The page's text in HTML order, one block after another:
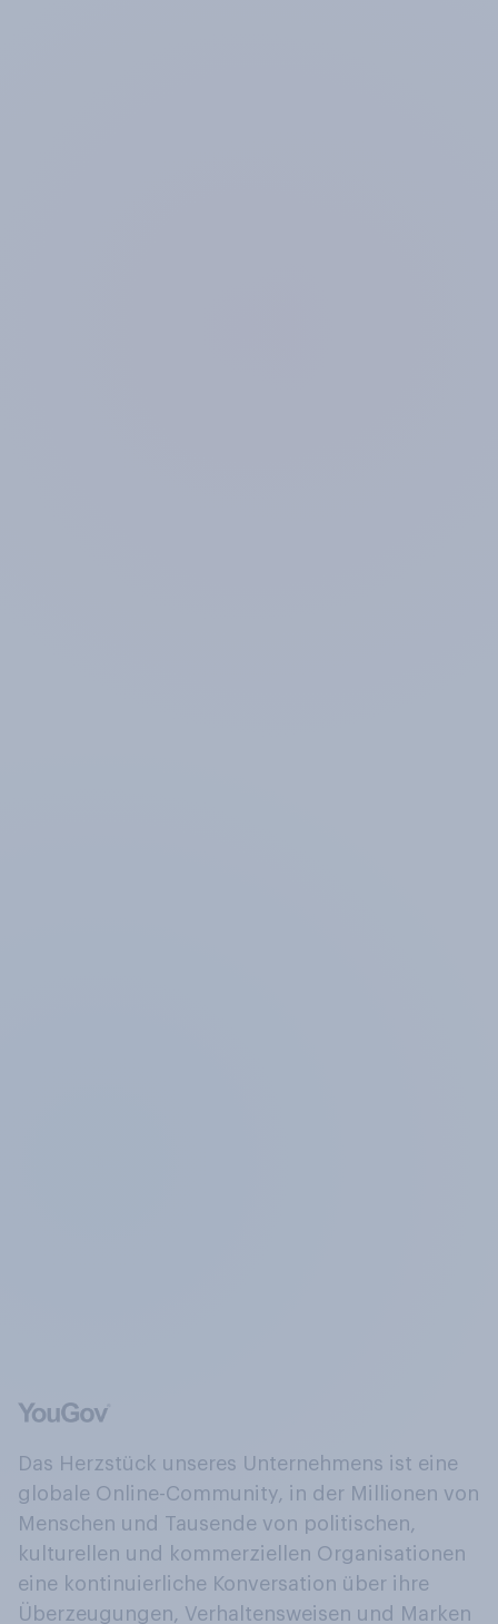
Das Herzstück unseres Unternehmens ist eine
globale Online-Community, in der Millionen von
Menschen und Tausende von politischen,
kulturellen und kommerziellen Organisationen
eine kontinuierliche Konversation über ihre
Überzeugungen, Verhaltensweisen und Marken